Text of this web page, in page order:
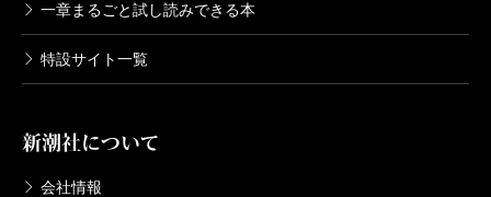
一章まるごと試し読みできる本
特設サイト一覧
新潮社について
会社情報